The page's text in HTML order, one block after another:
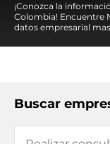
¡Conozca la
Colombia! Encuentre
datos empresarial
Buscar